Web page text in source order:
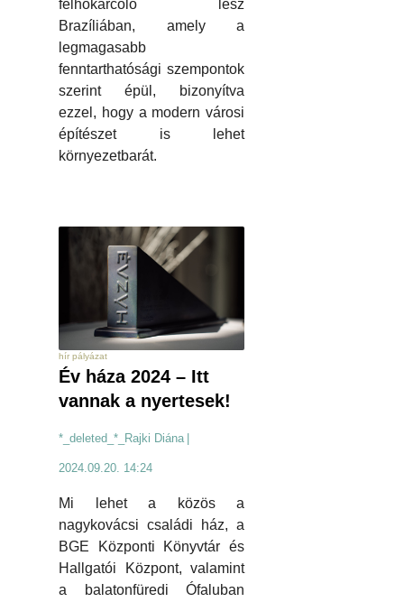
felhőkarcoló lesz
Brazíliában, amely a
legmagasabb
fenntarthatósági szempontok
szerint épül, bizonyítva
ezzel, hogy a modern városi
építészet is lehet
környezetbarát.
hír pályázat
Év háza 2024 – Itt
vannak a nyertesek!
*_deleted_*_Rajki Diána
2024.09.20. 14:24
Mi lehet a közös a
nagykovácsi családi ház, a
BGE Központi Könyvtár és
Hallgatói Központ, valamint
a balatonfüredi Ófaluban